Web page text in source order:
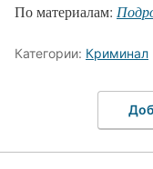
По материалам:
Категории: Криминал